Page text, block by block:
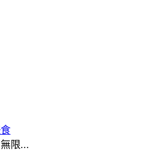
限...